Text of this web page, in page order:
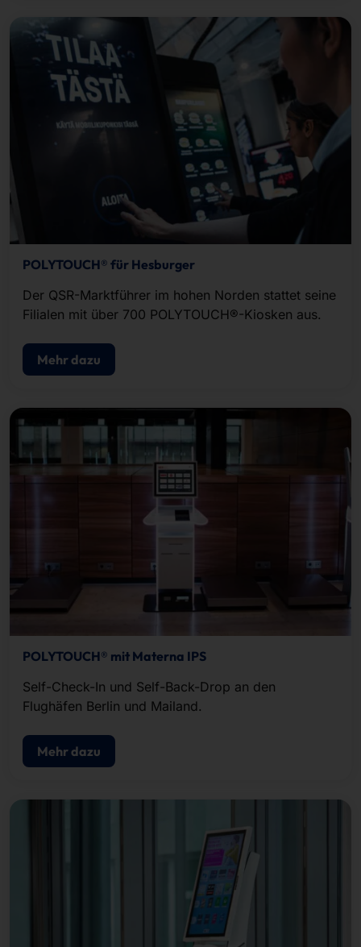
POLYTOUCH® für Hesburger
Der QSR-Marktführer im hohen Norden stattet seine
Filialen mit über 700 POLYTOUCH®-Kiosken aus.
Mehr dazu
POLYTOUCH® mit Materna IPS
Self-Check-In und Self-Back-Drop an den
Flughäfen Berlin und Mailand.
Mehr dazu